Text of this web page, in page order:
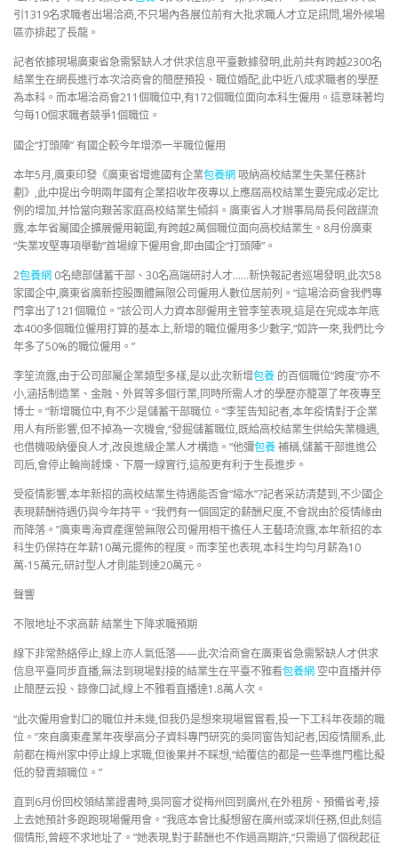
引1319名求職者出場洽商,不只場內各展位前有大批求職人才立足訊問,場外候場
區亦排起了長龍。
記者依據現場廣東省急需緊缺人才供求信息平臺數據發明,此前共有跨越2300名
結業生在網長進行本次洽商會的簡歷預投、職位婚配,此中近八成求職者的學歷
為本科。而本場洽商會211個職位中,有172個職位面向本科生僱用。這意味著均
勻每10個求職者競爭1個職位。
國企“打頭陣” 有國企較今年增添一半職位僱用
本年5月,廣東印發《廣東省增進國有企業包養網 吸納高校結業生失業任務計
劃》,此中提出今明兩年國有企業招收年夜專以上應屆高校結業生要完成必定比
例的增加,并恰當向艱苦家庭高校結業生傾斜。廣東省人才辦事局局長何啟謀流
露,本年省屬國企擴展僱用範圍,有跨越2萬個職位面向高校結業生。8月份廣東
“失業攻堅專項舉動”首場線下僱用會,即由國企“打頭陣”。
2包養網 0名總部儲蓄干部、30名高端研討人才……新快報記者巡場發明,此次58
家國企中,廣東省廣新控股團體無限公司僱用人數位居前列。“這場洽商會我們專
門拿出了121個職位。”該公司人力資本部僱用主管李笙表現,這是在完成本年底
本400多個職位僱用打算的基本上,新增的職位僱用多少數字,“如許一來,我們比今
年多了50%的職位僱用。”
李笙流露,由于公司部屬企業類型多樣,是以此次新增包養 的百個職位“跨度”亦不
小,涵括制造業、金融、外貿等多個行業,同時所需人才的學歷亦籠罩了年夜專至
博士。“新增職位中,有不少是儲蓄干部職位。”李笙告知記者,本年疫情對于企業
用人有所影響,但不掉為一次機會,“發掘儲蓄職位,既給高校結業生供給失業機遇,
也借機吸納優良人才,改良進級企業人才構造。”他彌包養補稱,儲蓄干部進進公
司后,會停止輪崗錘煉、下層一線實行,這般更有利于生長進步。
受疫情影響,本年新招的高校結業生待遇能否會“縮水”?記者采訪清楚到,不少國企
表現薪酬待遇仍與今年持平。“我們有一個固定的薪酬尺度,不會說由於疫情緣由
而降落。”廣東粵海資產運營無限公司僱用相干擔任人王藝琦流露,本年新招的本
科生仍保持在年薪10萬元擺佈的程度。而李笙也表現,本科生均勻月薪為10
萬-15萬元,研討型人才則能到達20萬元。
聲響
不限地址不求高薪 結業生下降求職預期
線下非常熱絡停止,線上亦人氣低落——此次洽商會在廣東省急需緊缺人才供求
信息平臺同步直播,無法到現場對接的結業生在平臺不雅看包養網 空中直播并停
止簡歷云投、錄像口試,線上不雅看直播達1.8萬人次。
“此次僱用會對口的職位并未幾,但我仍是想來現場嘗嘗看,投一下工科年夜類的職
位。”來自廣東產業年夜學高分子資料專門研究的吳同窗告知記者,因疫情關系,此
前都在梅州家中停止線上求職,但後果并不睬想,“給覆信的都是一些準進門檻比擬
低的發賣類職位。”
直到6月份回校領結業證書時,吳同窗才從梅州回到廣州,在外租房、預備省考,接
上去她預計多跑跑現場僱用會。“我底本會比擬想留在廣州或深圳任務,但此刻這
個情形,曾經不求地址了。”她表現,對于薪酬也不作過高期許,“只需過了個稅起征